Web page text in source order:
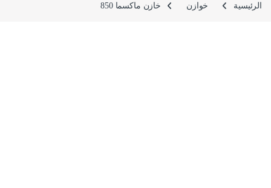
الرئيسية خوازن خازن ماكسما 850